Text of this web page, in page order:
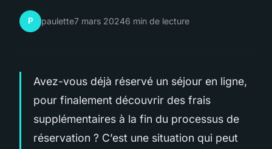
P paulette7 mars 20246 min de lecture
Avez-vous déjà réservé un séjour en ligne,
pour finalement découvrir des frais
supplémentaires à la fin du processus de
réservation ? C’est une situation qui peut